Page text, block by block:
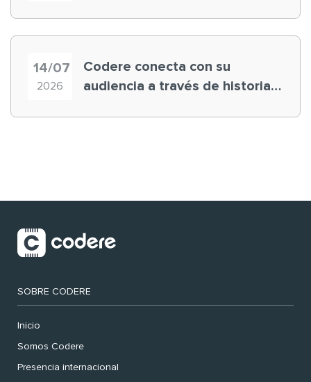
14/07
2026
Codere conecta con su
audiencia a través de historias
SOBRE CODERE
Inicio
Somos Codere
Presencia internacional